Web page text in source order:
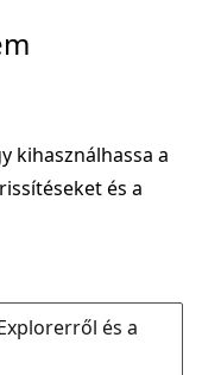
kihasználhassa a
és a
és a